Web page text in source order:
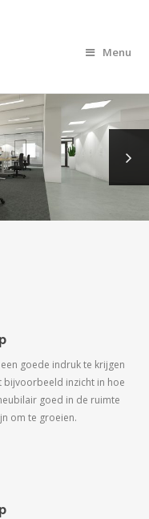
Menu
goede indruk te krijgen
bijvoorbeeld inzicht in hoe
goed in de ruimte
om te groeien.